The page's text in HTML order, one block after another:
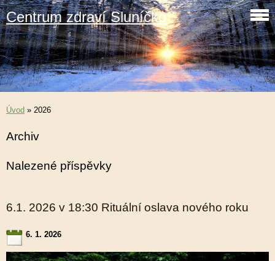
Centrum zdraví Sluníčko
Úvod » 2026
Archiv
Nalezené příspěvky
6.1. 2026 v 18:30 Rituální oslava nového roku
6. 1. 2026